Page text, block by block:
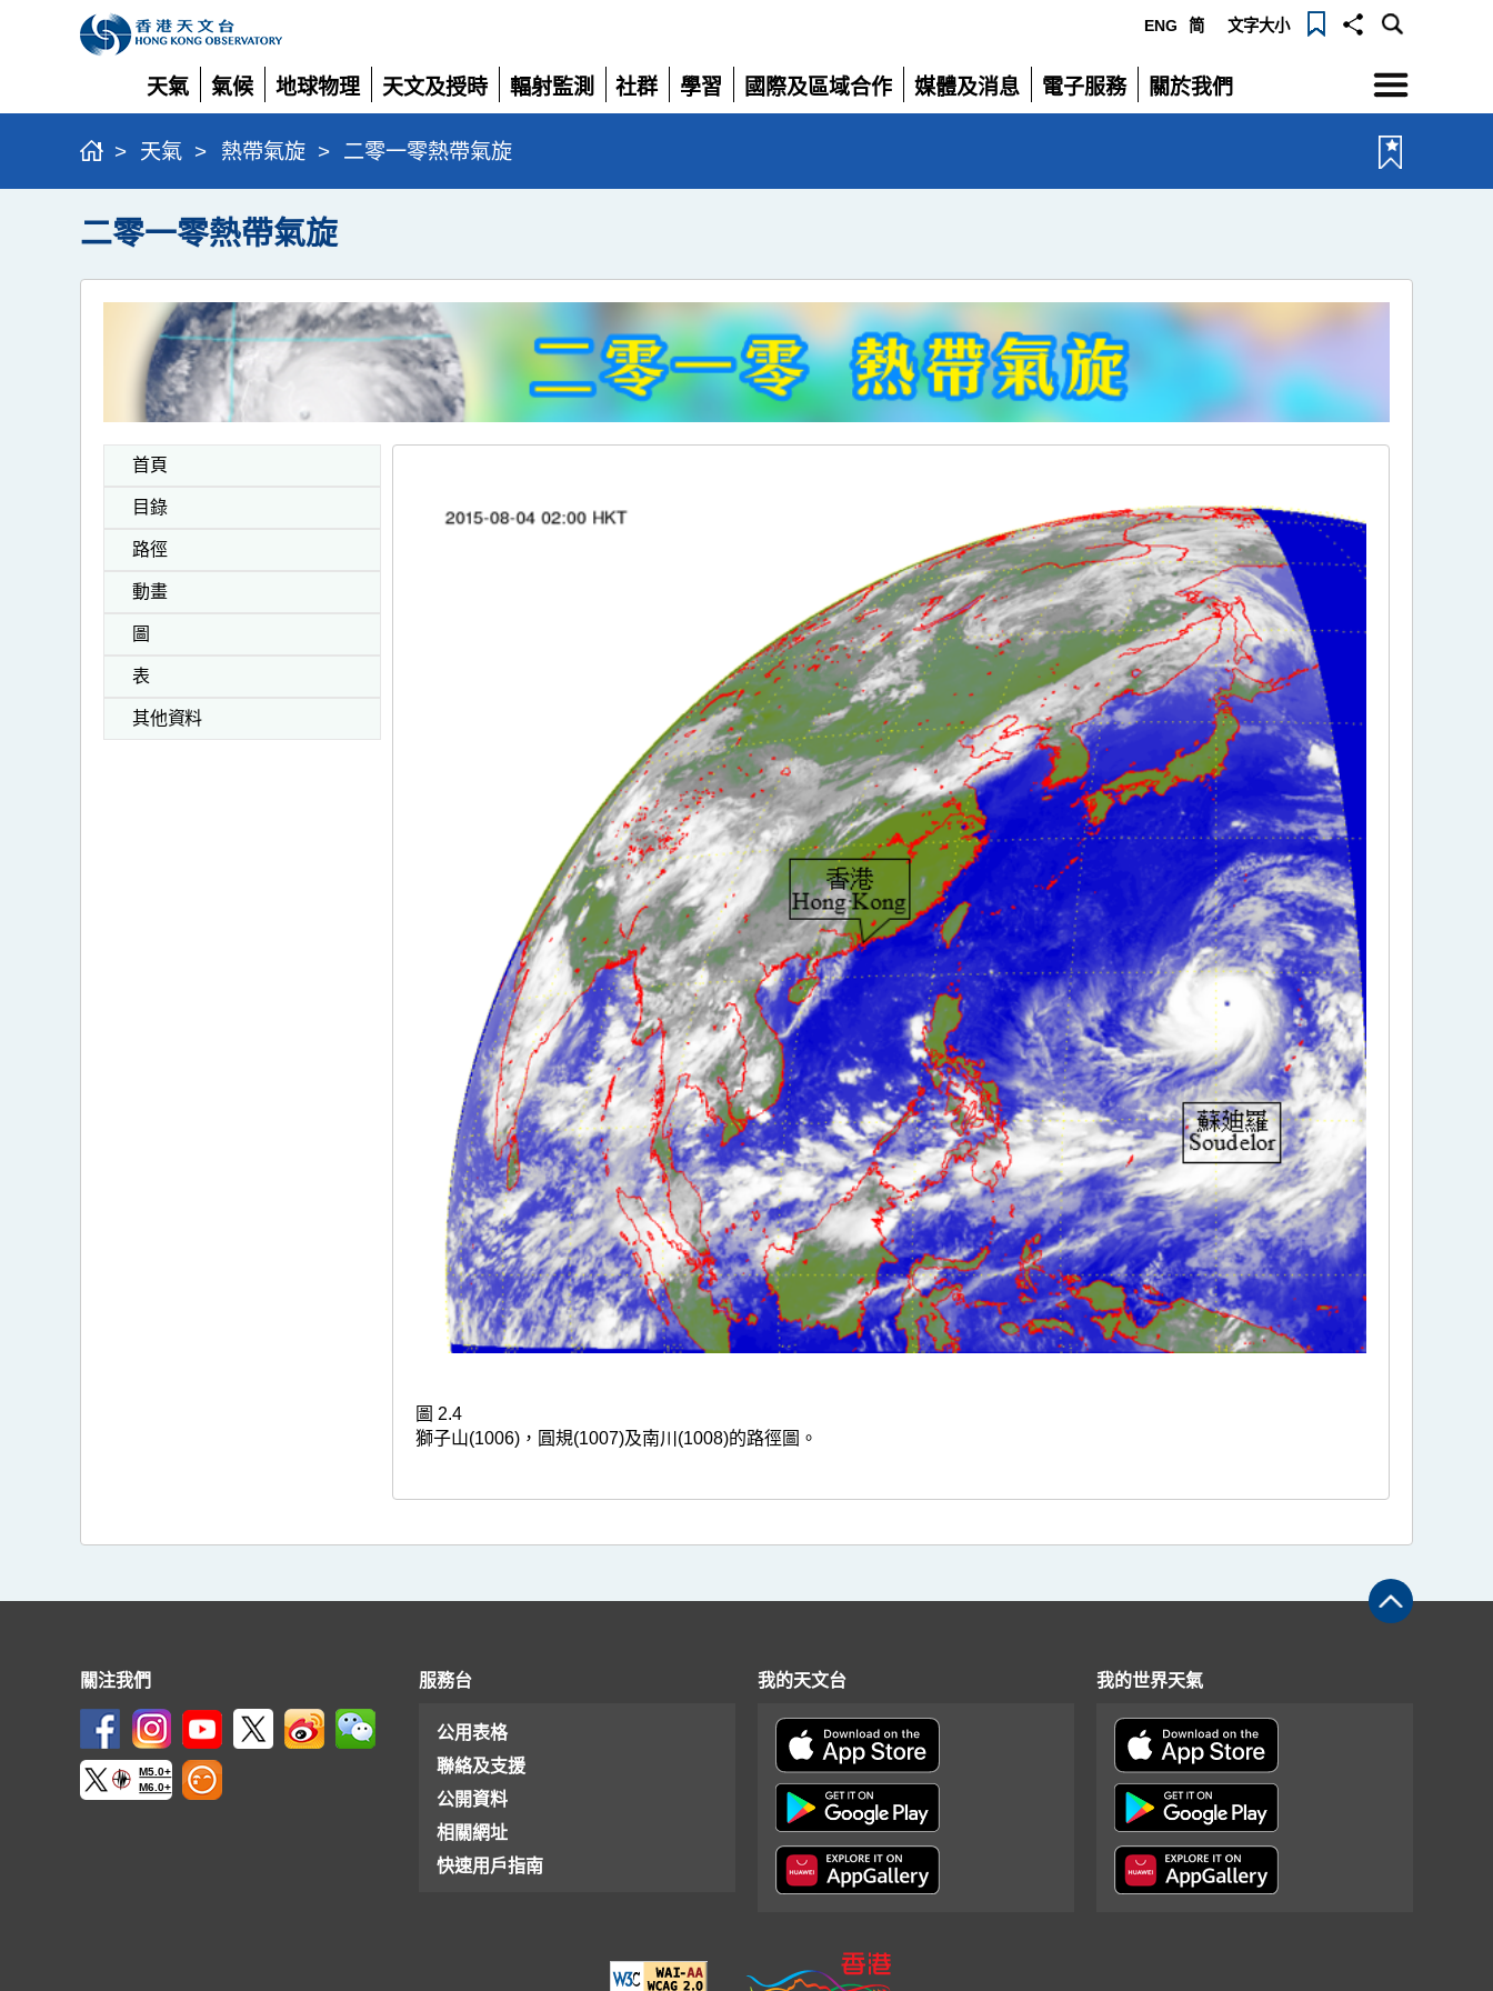
ENG 简 文字大小
天氣
展
開
氣候
展
開
地球物理
展
開
天文及授時
展
開
輻射監測
展
開
社群
展
學習
展
國際及區域合作
展
媒體及消息
展
電子服務
展
關於我們
展
選
單
> 天氣 > 熱帶氣旋 > 二零一零熱帶氣旋
二零一零熱帶氣旋
首頁
目錄
路徑
動畫
圖
表
其他資料
圖 2.4
獅子山(1006)，圓規(1007)及南川(1008)的路徑圖。
關注我們
M5.0+
M6.0+
服務台
公用表格
聯絡及支援
公開資料
相關網址
快速用戶指南
我的天文台 我的世界天氣